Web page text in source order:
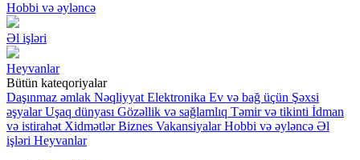
Hobbi və əyləncə
Əl işləri
Heyvanlar
Bütün kateqoriyalar
Daşınmaz əmlak Nəqliyyat Elektronika Ev və bağ üçün Şəxsi
əşyalar Uşaq dünyası Gözəllik və sağlamlıq Təmir və tikinti İdman
və istirahət Xidmətlər Biznes Vakansiyalar Hobbi və əyləncə Əl
işləri Heyvanlar